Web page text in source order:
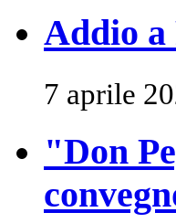
Addio a
7 aprile
"Don